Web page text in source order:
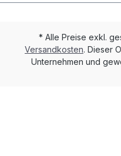
* Alle Preise exkl.
Versandkosten. Dieser
Unternehmen und